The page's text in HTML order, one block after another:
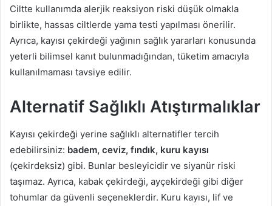
Ciltte kullanımda alerjik reaksiyon riski düşük olmakla
birlikte, hassas ciltlerde yama testi yapılması önerilir.
Ayrıca, kayısı çekirdeği yağının sağlık yararları konusunda
yeterli bilimsel kanıt bulunmadığından, tüketim amacıyla
kullanılmaması tavsiye edilir.
Alternatif Sağlıklı Atıştırmalıklar
Kayısı çekirdeği yerine sağlıklı alternatifler tercih
edebilirsiniz: badem, ceviz, fındık, kuru kayısı
(çekirdeksiz) gibi. Bunlar besleyicidir ve siyanür riski
taşımaz. Ayrıca, kabak çekirdeği, ayçekirdeği gibi diğer
tohumlar da güvenli seçeneklerdir. Kuru kayısı, lif ve